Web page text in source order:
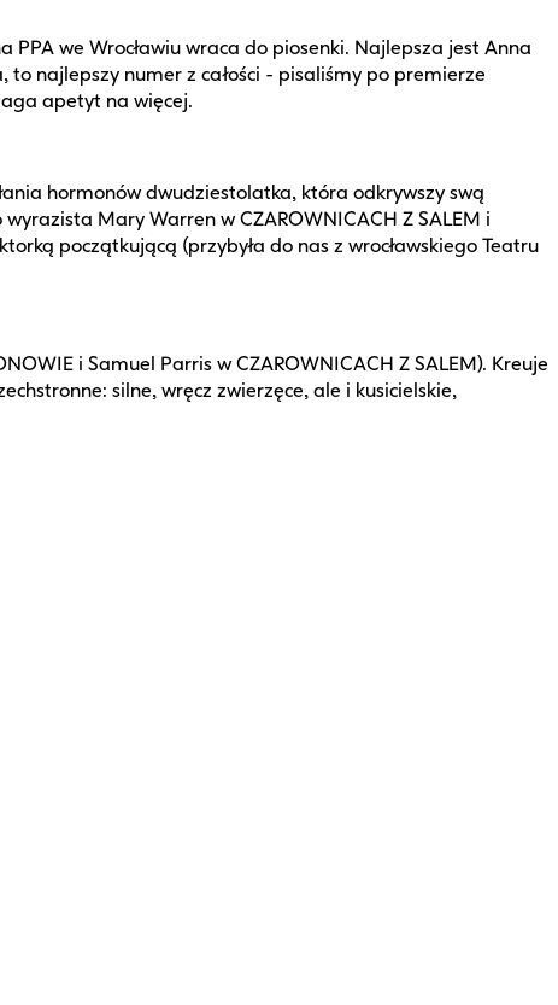
PPA we Wrocławiu wraca do piosenki. Najlepsza jest Anna
to najlepszy numer z całości - pisaliśmy po premierze
apetyt na więcej.
hormonów dwudziestolatka, która odkrywszy swą
Mary Warren w CZAROWNICACH Z SALEM i
początkującą (przybyła do nas z wrocławskiego Teatru
i Samuel Parris w CZAROWNICACH Z SALEM). Kreuje
silne, wręcz zwierzęce, ale i kusicielskie,